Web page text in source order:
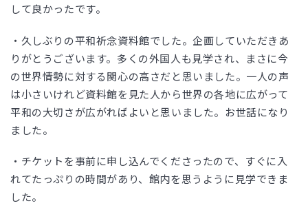
して良かったです。
・久しぶりの平和祈念資料館でした。企画していただきあ
りがとうございます。多くの外国人も見学され、まさに今
の世界情勢に対する関心の高さだと思いました。一人の声
は小さいけれど資料館を見た人から世界の各地に広がって
平和の大切さが広がればよいと思いました。お世話になり
ました。
・チケットを事前に申し込んでくださったので、すぐに入
れてたっぷりの時間があり、館内を思うように見学できま
した。